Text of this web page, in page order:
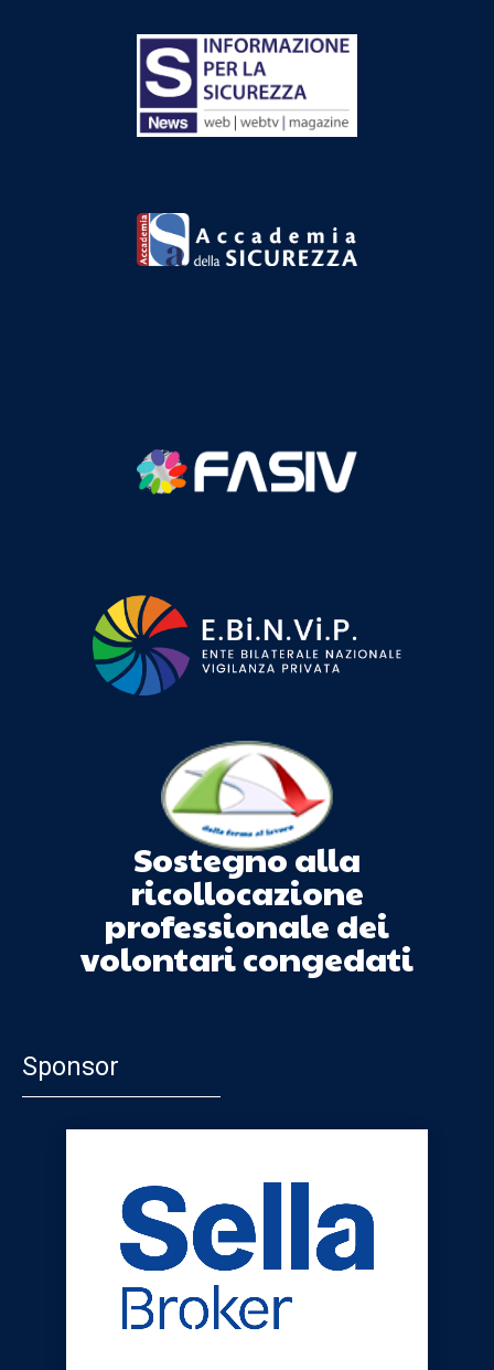
Sostegno alla
ricollocazione
professionale dei
volontari congedati
Sponsor